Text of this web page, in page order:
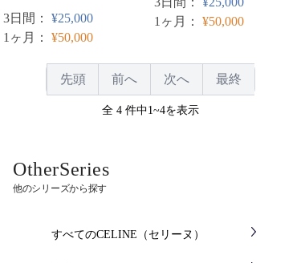
3日間： ¥25,000
1ヶ月： ¥50,000
1ヶ月： ¥50,000
先頭 前へ 次へ 最終
全 4 件中1~4を表示
OtherSeries
他のシリーズから探す
すべてのCELINE（セリーヌ）